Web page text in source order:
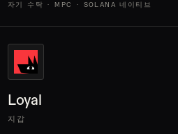
자기 수탁 · MPC · SOLANA 네이티브
Loyal
지갑